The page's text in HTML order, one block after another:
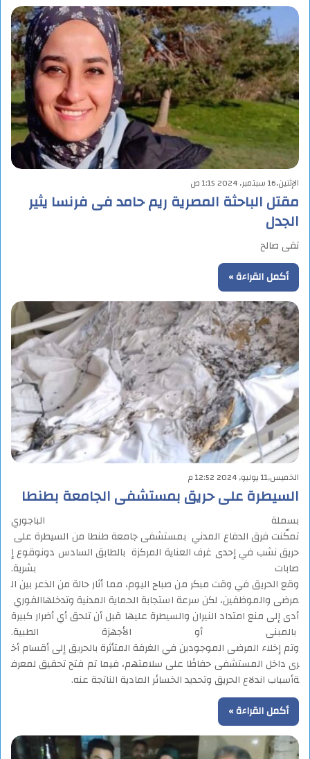
الإثنين,16 سبتمبر, 2024 1:15 ص
مقتل الباحثة المصرية ريم حامد فى فرنسا يثير
الجدل
تقى صالح
أكمل القراءة »
الخميس,11 يوليو, 2024 12:52 م
السيطرة على حريق بمستشفى الجامعة بطنطا
بسملة الباجوري
تمكّنت فرق الدفاع المدني بمستشفى جامعة طنطا من السيطرة على
حريق نشب في إحدى غرف العناية المركزة بالطابق السادس دونوقوع إ
صابات بشرية.
وقع الحريق في وقت مبكر من صباح اليوم، مما أثار حالة من الذعر بين ال
مرضى والموظفين، لكن سرعة استجابة الحماية المدنية وتدخلهاالفوري
أدى إلى منع امتداد النيران والسيطرة عليها قبل أن تلحق أي أضرار كبيرة
بالمبنى أو الأجهزة الطبية.
وتم إخلاء المرضى الموجودين في الغرفة المتأثرة بالحريق إلى أقسام أخ
رى داخل المستشفى حفاظًا على سلامتهم، فيما تم فتح تحقيق لمعرف
ةأسباب اندلاع الحريق وتحديد الخسائر المادية الناتجة عنه.
أكمل القراءة »